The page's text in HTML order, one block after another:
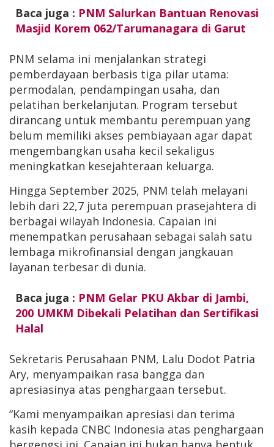
Baca juga : PNM Salurkan Bantuan Renovasi
Masjid Korem 062/Tarumanagara di Garut
PNM selama ini menjalankan strategi
pemberdayaan berbasis tiga pilar utama:
permodalan, pendampingan usaha, dan
pelatihan berkelanjutan. Program tersebut
dirancang untuk membantu perempuan yang
belum memiliki akses pembiayaan agar dapat
mengembangkan usaha kecil sekaligus
meningkatkan kesejahteraan keluarga.
Hingga September 2025, PNM telah melayani
lebih dari 22,7 juta perempuan prasejahtera di
berbagai wilayah Indonesia. Capaian ini
menempatkan perusahaan sebagai salah satu
lembaga mikrofinansial dengan jangkauan
layanan terbesar di dunia.
Baca juga : PNM Gelar PKU Akbar di Jambi,
200 UMKM Dibekali Pelatihan dan Sertifikasi
Halal
Sekretaris Perusahaan PNM, Lalu Dodot Patria
Ary, menyampaikan rasa bangga dan
apresiasinya atas penghargaan tersebut.
“Kami menyampaikan apresiasi dan terima
kasih kepada CNBC Indonesia atas penghargaan